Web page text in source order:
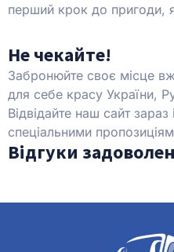
перший крок до пригоди,
Не чекайте!
Забронюйте своє місце
для себе красу України,
Відвідайте наш сайт
спеціальними
Відгуки